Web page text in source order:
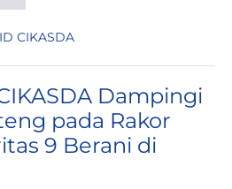
CIKASDA
Dampingi
pada Rakor
9 Berani di